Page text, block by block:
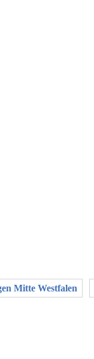
Mitte Westfalen